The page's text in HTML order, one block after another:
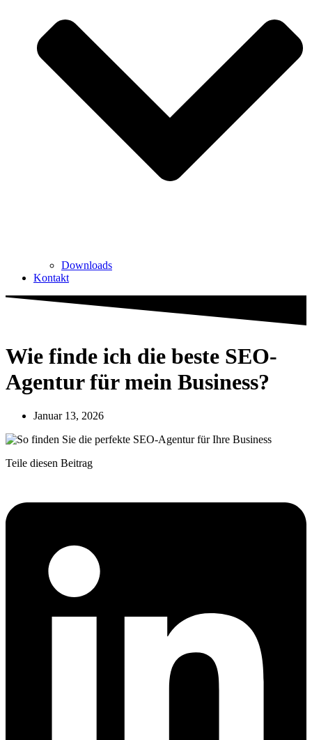
Downloads
Kontakt
Wie finde ich die beste SEO-
Agentur für mein Business?
Januar 13, 2026
Teile diesen Beitrag